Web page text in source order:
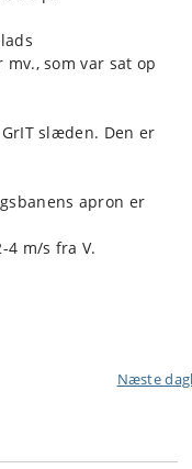
som var sat op
slæden. Den er
apron er
4 m/s fra V.
Næste